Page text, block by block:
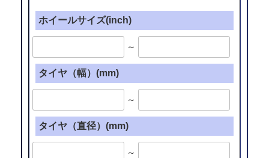
ホイールサイズ(inch)
～
タイヤ（幅）(mm)
～
タイヤ（直径）(mm)
～